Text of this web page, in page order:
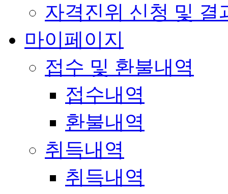
자격진위 신청 및 결
마이페이지
접수 및 환불내역
접수내역
환불내역
취득내역
취득내역